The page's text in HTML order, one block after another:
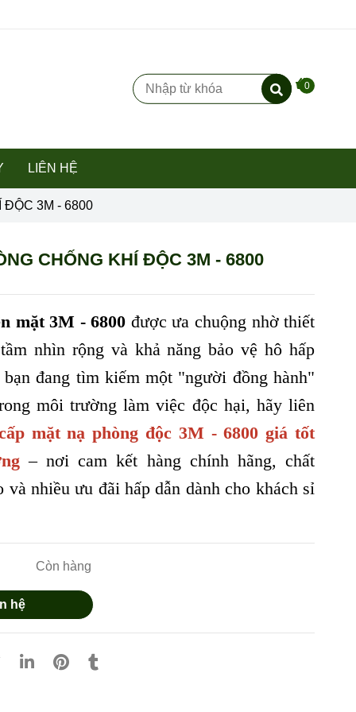
0
LIÊN HỆ
ĐỘC 3M - 6800
CHỐNG KHÍ ĐỘC 3M - 6800
mặt 3M - 6800 được ưa chuộng nhờ thiết
nhìn rộng và khả năng bảo vệ hô hấp
đang tìm kiếm một "người đồng hành"
môi trường làm việc độc hại, hãy liên
mặt nạ phòng độc 3M - 6800 giá tốt
– nơi cam kết hàng chính hãng, chất
và nhiều ưu đãi hấp dẫn dành cho khách sỉ
Còn hàng
hệ